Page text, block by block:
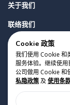
关于我们
联络我们
版权 2023 Cyclopes®
Cookie 政策
我们使用 Cookie 和
服务体验。继续使
公司做用 Cookie 和
私隐政策及 使用条